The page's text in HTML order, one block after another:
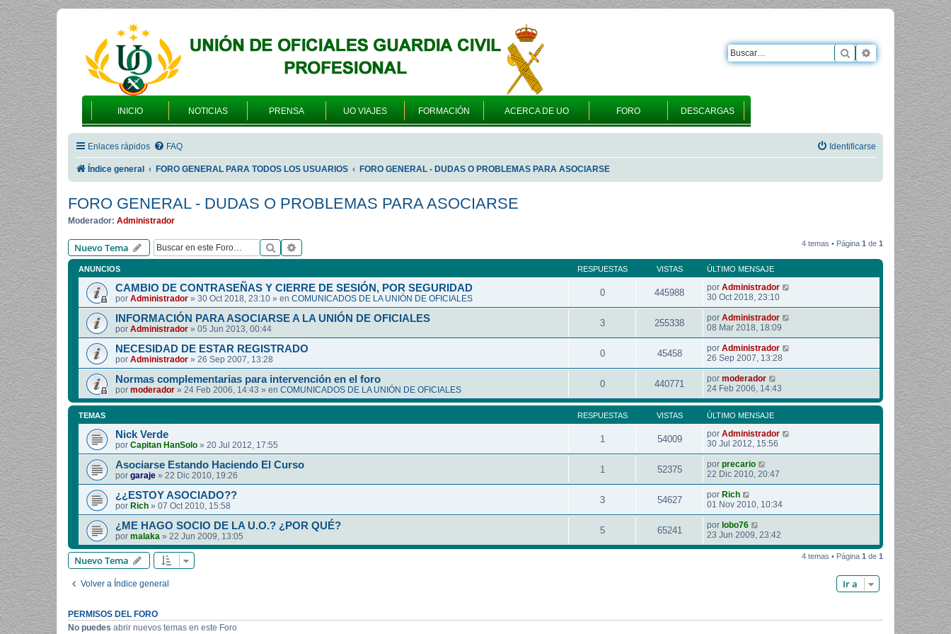
INICIO NOTICIAS PRENSA UO VIAJES FORMACIÓN ACERCA DE UO FORO DESCARGAS
Buscar Búsqueda
Enlaces rápidos FAQ Identificarse
Índice general FORO GENERAL PARA TODOS LOS USUARIOS FORO GENERAL - DUDAS O PROBLEMAS PARA ASOCIARSE
FORO GENERAL - DUDAS O PROBLEMAS PARA ASOCIARSE
Moderador: Administrador
Nuevo Tema Buscar 4 temas • Página 1 de 1
ANUNCIOS RESPUESTAS VISTAS ÚLTIMO MENSAJE
CAMBIO DE CONTRASEÑAS Y CIERRE DE SESIÓN, POR SEGURIDAD
por Administrador » 30 Oct 2018, 23:10 » en COMUNICADOS DE LA UNIÓN DE OFICIALES
0 445988 por Administrador
30 Oct 2018, 23:10
INFORMACIÓN PARA ASOCIARSE A LA UNIÓN DE OFICIALES
por Administrador » 05 Jun 2013, 00:44
3 255338 por Administrador
08 Mar 2018, 18:09
NECESIDAD DE ESTAR REGISTRADO
por Administrador » 26 Sep 2007, 13:28
0 45458 por Administrador
26 Sep 2007, 13:28
Normas complementarias para intervención en el foro
por moderador » 24 Feb 2006, 14:43 » en COMUNICADOS DE LA UNIÓN DE OFICIALES
0 440771 por moderador
24 Feb 2006, 14:43
TEMAS RESPUESTAS VISTAS ÚLTIMO MENSAJE
Nick Verde
por Capitan HanSolo » 20 Jul 2012, 17:55
1 54009 por Administrador
30 Jul 2012, 15:56
Asociarse Estando Haciendo El Curso
por garaje » 22 Dic 2010, 19:26
1 52375 por precario
22 Dic 2010, 20:47
¿¿ESTOY ASOCIADO??
por Rich » 07 Oct 2010, 15:58
3 54627 por Rich
01 Nov 2010, 10:34
¿ME HAGO SOCIO DE LA U.O.? ¿POR QUÉ?
por malaka » 22 Jun 2009, 13:05
5 65241 por lobo76
23 Jun 2009, 23:42
Nuevo Tema 4 temas • Página 1 de 1
Volver a Índice general Ir a
PERMISOS DEL FORO
No puedes abrir nuevos temas en este Foro